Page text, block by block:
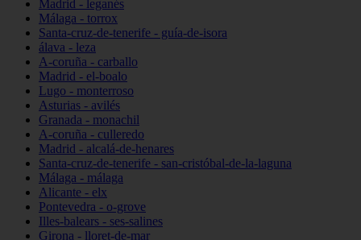
Madrid - leganés
Málaga - torrox
Santa-cruz-de-tenerife - guía-de-isora
álava - leza
A-coruña - carballo
Madrid - el-boalo
Lugo - monterroso
Asturias - avilés
Granada - monachil
A-coruña - culleredo
Madrid - alcalá-de-henares
Santa-cruz-de-tenerife - san-cristóbal-de-la-laguna
Málaga - málaga
Alicante - elx
Pontevedra - o-grove
Illes-balears - ses-salines
Girona - lloret-de-mar